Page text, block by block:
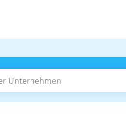
Unternehmen